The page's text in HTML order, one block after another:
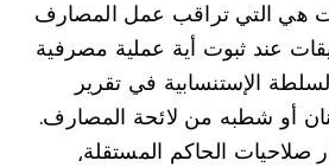
هي التي تراقب عمل المصارف
عند ثبوت أية عملية مصرفية
الإستنسابية في تقرير
أو شطبه من لائحة المصارف.
صلاحيات الحاكم المستقلة⸲